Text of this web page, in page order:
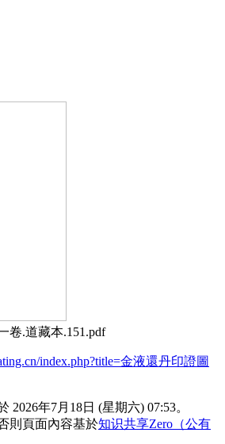
卷.道藏本.151.pdf
index.php?title=金液還丹印證圖
2026年7月18日 (星期六) 07:53。
則頁面內容基於知识共享Zero（公有